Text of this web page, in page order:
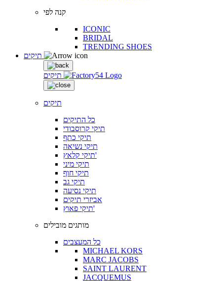
קנה לפי
ICONIC
BRIDAL
TRENDING SHOES
תיקים
תיקים
כל התיקים
תיקי קרוסבודי
תיקי כתף
תיקי נשיאה
תיקי קלאץ'
תיקי מיני
תיקי חוף
תיקי גב
תיקי נסיעה
אביזרי תיקים
תיקי פאוץ'
מותגים מובילים
כל המעצבים
MICHAEL KORS
MARC JACOBS
SAINT LAURENT
JACQUEMUS